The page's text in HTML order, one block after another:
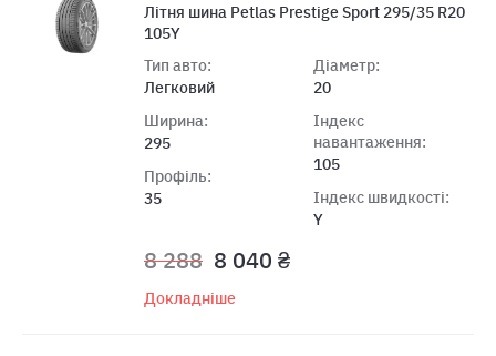
Лiтня шина Petlas Prestige Sport 295/35 R20
105Y
Тип авто:
Легковий
Ширина:
295
Профіль:
35
Діаметр:
20
Індекс
навантаження:
105
Індекс швидкості:
Y
8 288 8 040 ₴
Докладніше